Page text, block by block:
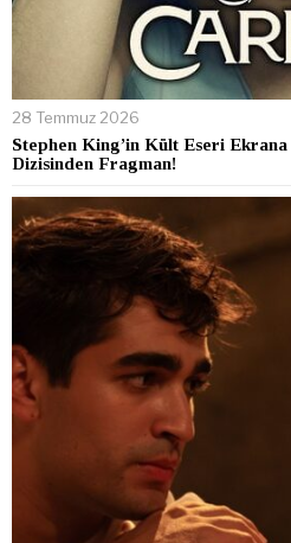
28 Temmuz 2026
Stephen King’in Kült Eseri
Dizisinden Fragman!